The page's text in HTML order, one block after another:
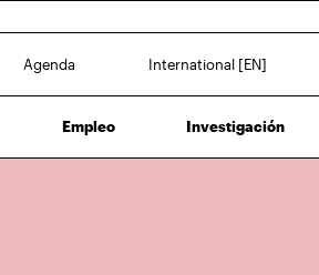
Agenda International [EN]
Empleo Investigación